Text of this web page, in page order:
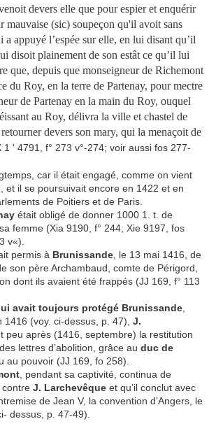
devers elle que pour espier et enquérir
mauvaise (sic) soupeçon qu'il avoit sans
a appuyé l’espée sur elle, en lui disant qu’il
disoit plainement de son estât ce qu’il lui
que, depuis que monseigneur de Richemont
du Roy, en la terre de Partenay, pour mectre
de Partenay en la main du Roy, ouquel
au Roy, délivra la ville et chastel de
devers son mary, qui la menaçoit de
1 ' 4791, f° 273 v°-274; voir aussi fos 277-
car il était engagé, comme on vient
et il se poursuivait encore en 1422 et en
de Poitiers et de Paris.
était obligé de donner 1000 1. t. de
femme (Xia 9190, f° 244; Xie 9197, fos
v«).
permis à Brunissande , le 13 mai 1416, de
son père Archambaud, comte de Périgord,
dont ils avaient été frappés (JJ 169, f° 113
avait toujours protégé Brunissande
(voy. ci-dessus, p. 47), J.
peu après (1416, septembre) la restitution
lettres d’abolition, grâce au duc de
au pouvoir (JJ 169, fo 258).
, pendant sa captivité, continua de
J. Larchevêque et qu’il conclut avec
de Jean V, la convention d’Angers, le
dessus, p. 47-49).